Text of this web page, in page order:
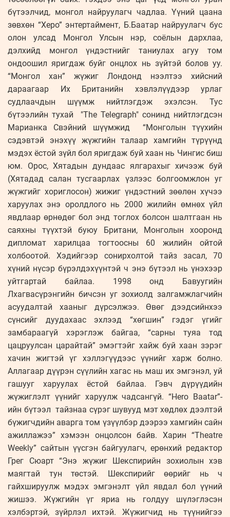
бүтээлчид, монгол найруулагч чадлаа. Үүний цаана
зөвхөн “Херо” энтертаймент, Б.Баатар найруулагч бус
олон улсад Монгол Улсын нэр, соёлын дархлаа,
дэлхийд монгол үндэстнийг таниулах агуу том
ондоошил яригдаж буйг онцлох нь зүйтэй болов уу.
“Монгол хан” жүжиг Лондонд нээлтээ хийсний
дараагаар Их Британийн хэвлэлүүдээр урлаг
судлаачдын шүүмж нийтлэгдэж эхэлсэн. Тус
бүтээлийн тухай "The Telegraph" сонинд нийтлэгдсэн
Марианка Свэйний шүүмжид “Монголын түүхийн
сэдэвтэй энэхүү жүжгийн талаар хамгийн түрүүнд
мэдэх ёстой зүйл бол яригдаж буй хаан нь Чингис биш
юм. Орос, Хятадын дундаас ялгарахыг хичээж буй
(Хятадад салан тусгаарлах үзлээс болгоомжлон уг
жүжгийг хориглосон) жижиг үндэстний зөөлөн хүчээ
харуулах энэ оролдлого нь 2000 жилийн өмнөх үйл
явдлаар өрнөдөг бол энд тоглох болсон шалтгаан нь
саяхны түүхтэй буюу Британи, Монголын хооронд
дипломат харилцаа тогтоосны 60 жилийн ойтой
холбоотой. Хэдийгээр сонирхолтой тайз засал, 70
хүний нүсэр бүрэлдэхүүнтэй ч энэ бүтээл нь үнэхээр
уйтгартай байлаа. 1998 онд Бавуугийн
Лхагвасүрэнгийн бичсэн уг зохиолд залгамжлагчийн
асуудалтай хааныг дүрсэлжээ. Өвөг дээдсийнхээ
сүнсийг дуудахаас эхлээд “хөгшин” гэдэг үгийг
замбараагүй хэрэглэж байгаа, “сарны туяа тод
цацруулсан царайтай” эмэгтэйг хайж буй хаан зэрэг
хачин жигтэй үг хэллэгүүдээс үүнийг харж болно.
Аллагаар дүүрэн сүүлийн хагас нь маш их эмгэнэл, уй
гашууг харуулах ёстой байлаа. Гэвч дүрүүдийн
жүжиглэлт үүнийг харуулж чадсангүй. “Hero Baatar”-
ийн бүтээл тайзнаа сүрэг шувууд мэт хөдлөх дээлтэй
бүжигчдийн аварга том үзүүлбэр дээрээ хамгийн сайн
ажиллажээ” хэмээн онцолсон байв. Харин “Theatre
Weekly” сайтын үүсгэн байгуулагч, ерөнхий редактор
Грег Сюарт “Энэ жүжиг Шекспирийн зохиолын хэв
маягтай тун төстэй. Шекспирийг өөрийг нь ч
гайхшируулж мэдэх эмгэнэлт үйл явдал бол үүний
жишээ. Жүжгийн үг яриа нь голдуу шүлэглэсэн
хэлбэртэй, зүйрлэл ихтэй. Жүжигчид нь түүнийгээ